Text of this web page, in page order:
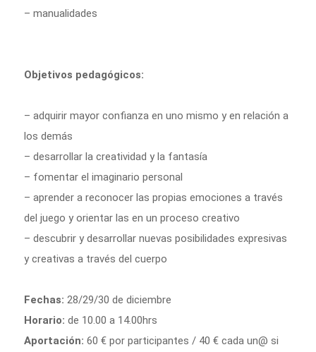
– manualidades
Objetivos pedagógicos:
– adquirir mayor confianza en uno mismo y en relación a
los demás
– desarrollar la creatividad y la fantasía
– fomentar el imaginario personal
– aprender a reconocer las propias emociones a través
del juego y orientar las en un proceso creativo
– descubrir y desarrollar nuevas posibilidades expresivas
y creativas a través del cuerpo
Fechas: 28/29/30 de diciembre
Horario: de 10.00 a 14.00hrs
Aportación: 60 € por participantes / 40 € cada un@ si